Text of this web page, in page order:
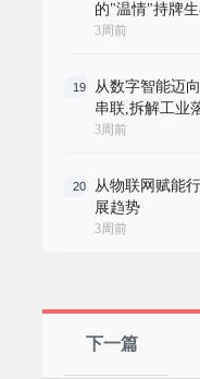
的"温情"持牌生
3周前
19
从数字智能迈
串联,拆解工业
3周前
20
从物联网赋能
展趋势
3周前
下一篇